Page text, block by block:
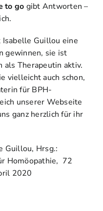
to go gibt Antworten –
Guillou eine
gewinnen, sie ist
als Therapeutin aktiv.
vielleicht auch schon,
für BPH-
unserer Webseite
ganz herzlich für ihr
Guillou, Hrsg.:
Homöopathie, 72
2020